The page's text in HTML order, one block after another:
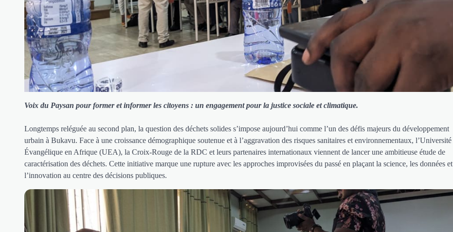
Voix du Paysan pour former et informer les citoyens : un engagement pour la justice sociale et climatique.
Longtemps reléguée au second plan, la question des déchets solides s’impose aujourd’hui comme l’un des défis majeurs du développement
urbain à Bukavu. Face à une croissance démographique soutenue et à l’aggravation des risques sanitaires et environnementaux, l’Université
Évangélique en Afrique (UEA), la Croix-Rouge de la RDC et leurs partenaires internationaux viennent de lancer une ambitieuse étude de
caractérisation des déchets. Cette initiative marque une rupture avec les approches improvisées du passé en plaçant la science, les données et
l’innovation au centre des décisions publiques.